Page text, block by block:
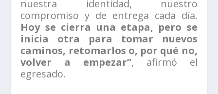
nuestra identidad, nuestro
compromiso y de entrega cada día.
Hoy se cierra una etapa, pero se
inicia otra para tomar nuevos
caminos, retomarlos o, por qué no,
volver a empezar”, afirmó el
egresado.